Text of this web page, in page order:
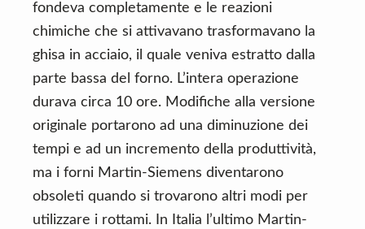
fondeva completamente e le reazioni
chimiche che si attivavano trasformavano la
ghisa in acciaio, il quale veniva estratto dalla
parte bassa del forno. L’intera operazione
durava circa 10 ore. Modifiche alla versione
originale portarono ad una diminuzione dei
tempi e ad un incremento della produttività,
ma i forni Martin-Siemens diventarono
obsoleti quando si trovarono altri modi per
utilizzare i rottami. In Italia l’ultimo Martin-